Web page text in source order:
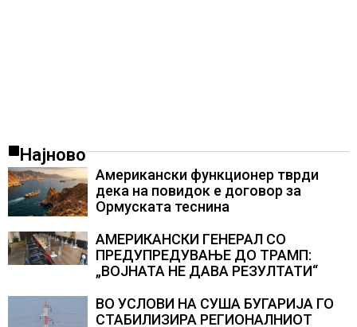
Најново
Американски функционер тврди
дека на повидок е договор за
Ормуската теснина
АМЕРИКАНСКИ ГЕНЕРАЛ СО
ПРЕДУПРЕДУВАЊЕ ДО ТРАМП:
„ВОЈНАТА НЕ ДАВА РЕЗУЛТАТИ“
ВО УСЛОВИ НА СУША БУГАРИЈА ГО
СТАБИЛИЗИРА РЕГИОНАЛНИОТ